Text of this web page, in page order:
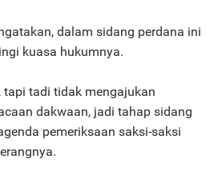
dalam sidang perdana ini
kuasa hukumnya.
tapi tadi tidak mengajukan
dakwaan, jadi tahap sidang
pemeriksaan saksi-saksi